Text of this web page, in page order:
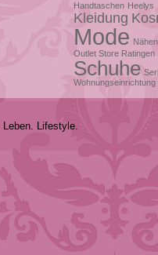
Handtaschen Heelys
Kleidung
Mode Nähen
Outlet Store Ratingen
Schuhe
Wohnungseinrichtung
Leben. Lifestyle.